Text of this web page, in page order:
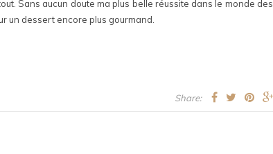
Sans aucun doute ma plus belle réussite dans le monde des
un dessert encore plus gourmand.
Share: